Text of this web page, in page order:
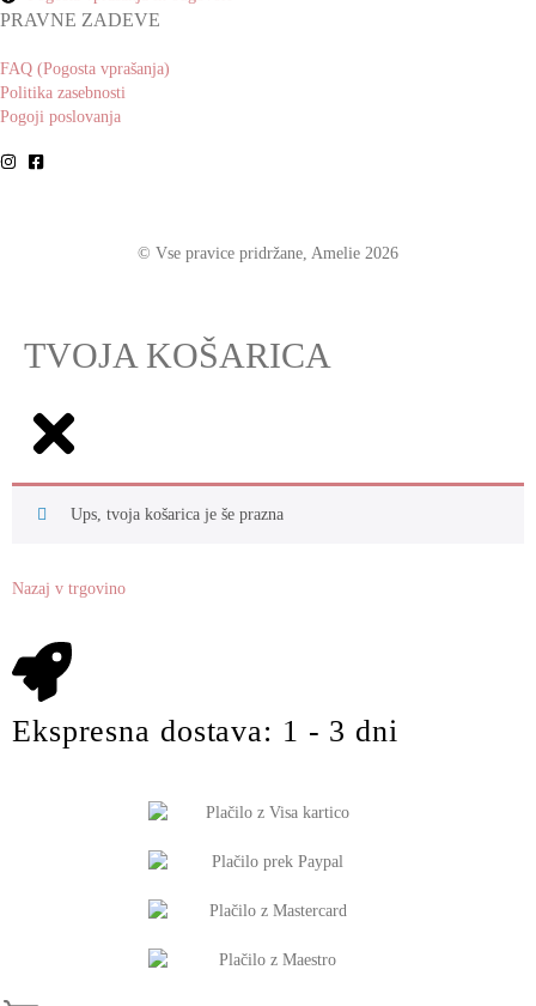
PRAVNE ZADEVE
FAQ (Pogosta vprašanja)
Politika zasebnosti
Pogoji poslovanja
© Vse pravice pridržane, Amelie 2026
TVOJA KOŠARICA
Ups, tvoja košarica je še prazna
Nazaj v trgovino
Ekspresna dostava: 1 - 3 dni